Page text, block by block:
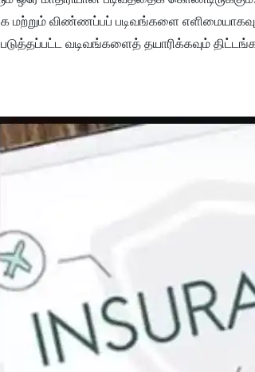
மற்றும் விண்ணப்பப் படிவங்களை
வடிவங்களைத் தயாரிக்கவும்